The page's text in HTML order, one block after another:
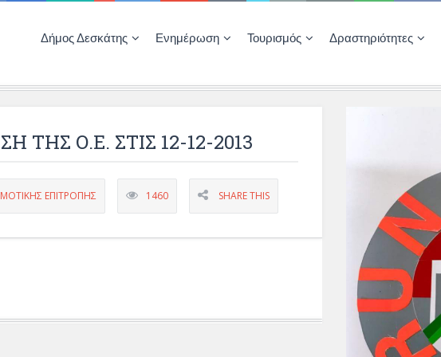
Δήμος Δεσκάτης Ενημέρωση Τουρισμός Δραστηριότητες
ΤΗΣ Ο.Ε. ΣΤΙΣ 12-12-2013
ΕΠΙΤΡΟΠΗΣ 1460 SHARE THIS